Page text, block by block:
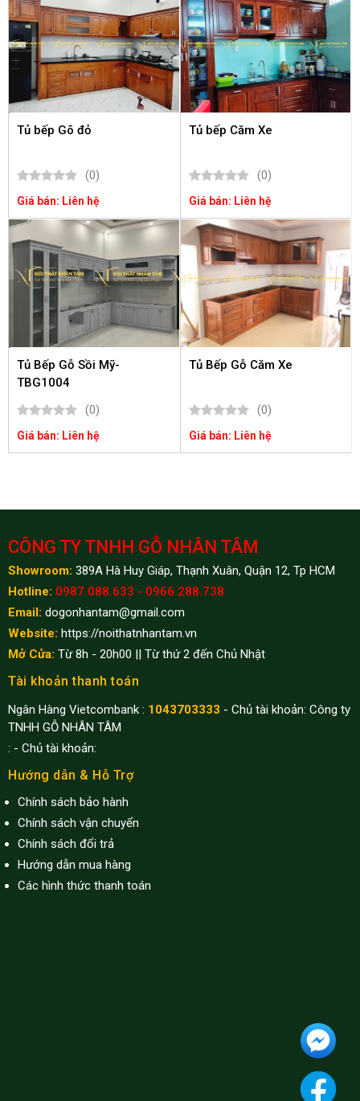
Tủ bếp Gõ đỏ
(0)
Giá bán: Liên hệ
Tủ bếp Căm Xe
(0)
Giá bán: Liên hệ
Tủ Bếp Gỗ Sồi Mỹ-
TBG1004
(0)
Giá bán: Liên hệ
Tủ Bếp Gỗ Căm Xe
(0)
Giá bán: Liên hệ
CÔNG TY TNHH GỖ NHÂN TÂM
Showroom: 389A Hà Huy Giáp, Thạnh Xuân, Quận 12, Tp HCM
Hotline: 0987.088.633 - 0966.288.738
Email: dogonhantam@gmail.com
Website: https://noithatnhantam.vn
Mở Cửa: Từ 8h - 20h00 || Từ thứ 2 đến Chủ Nhật
Tài khoản thanh toán
Ngân Hàng Vietcombank : 1043703333 - Chủ tài khoản: Công ty
TNHH GỖ NHÂN TÂM
: - Chủ tài khoản:
Hướng dẫn & Hỗ Trợ
Chính sách bảo hành
Chính sách vận chuyển
Chính sách đổi trả
Hướng dẫn mua hàng
Các hình thức thanh toán